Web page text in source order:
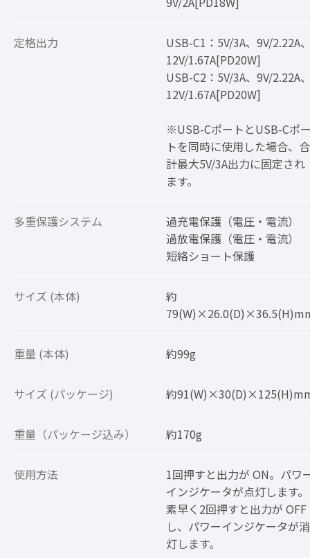
定格出力
USB-C1：5V/3A、9V/2.22A
12V/1.67A[PD20W]
USB-C2：5V/3A、9V/2.22A
12V/1.67A[PD20W]
※USB-CポートとUSB-Cポ
トを同時に使用した場合、合
計最大5V/3A出力に固定され
ます。
多重保護システム
過充電保護（電圧・電流）
過放電保護（電圧・電流）
短絡ショート保護
サイズ (本体)
約
重量 (本体) 約99g
サイズ (パッケージ) 約
重量（パッケージ込み） 約170g
使用方法
1回押すと出力が ON。パワ
インジケータが点灯します。
素早く2回押すと出力が OFF
し、パワーインジケータが消
灯します。